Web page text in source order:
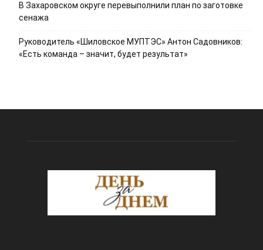
В Захаровском округе перевыполнили план по заготовке
сенажа
Руководитель «Шиловское МУПТЭС» Антон Садовников:
«Есть команда – значит, будет результат»